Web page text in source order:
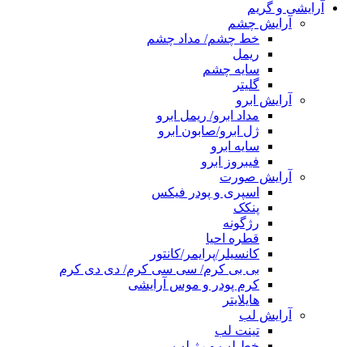
آرایشی و گریم
آرایش چشم
خط چشم/ مداد چشم
ریمل
سایه چشم
گلیتر
آرایش ابرو
مداد ابرو/ ریمل ابرو
ژل ابرو/صابون ابرو
سایه ابرو
فیبروز ابرو
آرایش صورت
اسپری و پودر فیکس
پنکک
رژگونه
قطره احیا
کانسیلر/پرایمر/کانتور
بی بی کرم/ سی سی کرم/ دی دی کرم
کرم پودر و موس آرایشی
هایلایتر
آرایش لب
تینت لب